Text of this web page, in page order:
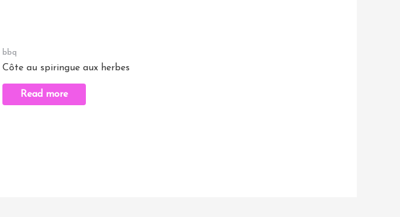
bbq
Côte au spiringue aux herbes
Read more